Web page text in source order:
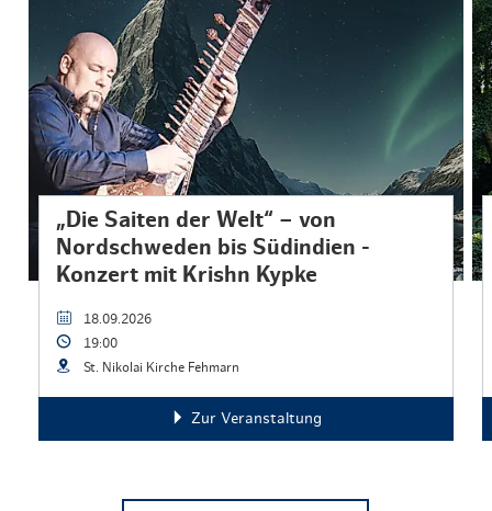
„Die Saiten der Welt“ – von
Nordschweden bis Südindien -
Konzert mit Krishn Kypke
18.09.2026
19:00
St. Nikolai Kirche Fehmarn
Zur Veranstaltung